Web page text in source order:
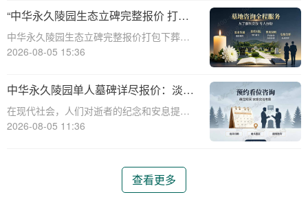
的规划越来越重视。中华永久陵园作为国内
知名的陵园品牌，提供了一系列生
“中华永久陵园生态立碑完整报价 打包
下葬服务同步享折扣：全方位福利解析
与专属优惠”
中华永久陵园生态立碑完整报价打包下葬服
务同步享折扣：全方位福利解析与专属优惠
社会，人们对生命的尊重和对逝者的缅怀方
式有了更多的选择。中华永久陵园作
2026-08-05 15:36
中华永久陵园单人墓碑详尽报价：淡季
订购享数千元优惠
在现代社会，人们对逝者的纪念和安息提出
了更高的要求。作为国内知名的陵园品牌，
久陵园多款单人墓碑的报价详情，并解读淡
2026-08-05 11:36
查看更多